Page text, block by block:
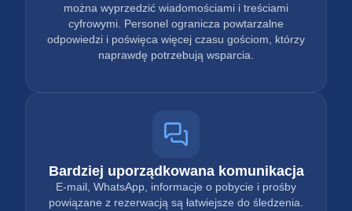
można wyprzedzić wiadomościami i treściami
cyfrowymi. Personel ogranicza powtarzalne
odpowiedzi i poświęca więcej czasu gościom, którzy
naprawdę potrzebują wsparcia.
Bardziej uporządkowana komunikacja
E-mail, WhatsApp, informacje o pobycie i prośby
powiązane z rezerwacją są łatwiejsze do śledzenia.